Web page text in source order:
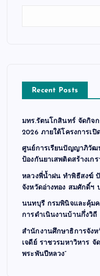
Recent Posts
มทร.รัตนโกสินทร์ จัดกิจ
2026 ภายใต้โครงการเ
ศูนย์การเรียนปัญญาภิวัฒ
ป้องกันยาเสพติดสร้างเก
หลวงพี่น้ำฝน ทำพิธีสงฆ์
จังหวัดอ่างทอง สมศักดิ์ฯ
นนทบุรี กรมพินิจและคุ้มค
การดำเนินงานบ้านกึ่งวิถี
สำนักงานศึกษาธิการจัง
เจดีย์ ราชวรมหาวิหาร จั
พระพันปีหลวง”